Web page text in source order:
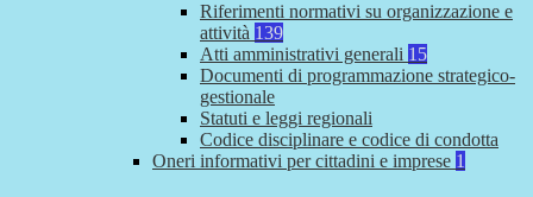
Riferimenti normativi su organizzazione e
attività 139
Atti amministrativi generali 15
Documenti di programmazione strategico-
gestionale
Statuti e leggi regionali
Codice disciplinare e codice di condotta
Oneri informativi per cittadini e imprese 1